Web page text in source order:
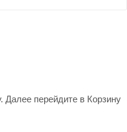
Далее перейдите в Корзину